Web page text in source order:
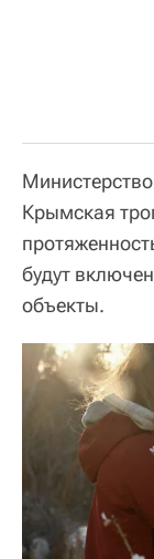
Крымская
будут
объекты.